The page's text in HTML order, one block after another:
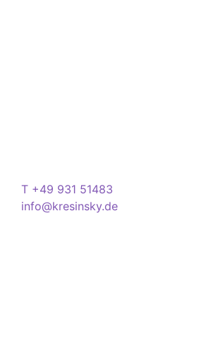
T +49 931 51483
info@kresinsky.de